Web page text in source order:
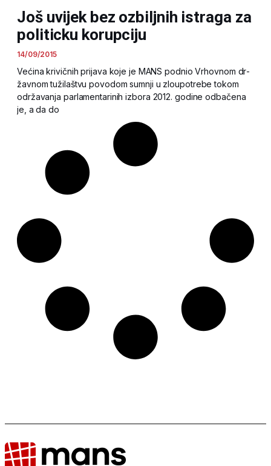
Još uvijek bez ozbiljnih istraga za
politicku korupciju
14/09/2015
Ve­ći­na kri­vič­nih pri­ja­va ko­je je MANS pod­nio Vr­hov­nom dr­
žav­nom tu­ži­la­štvu po­vo­dom sum­nji u zlo­u­po­tre­be to­kom
odr­ža­va­nja par­la­men­ta­ri­nih iz­bo­ra 2012. go­di­ne od­ba­če­na
je, a da do